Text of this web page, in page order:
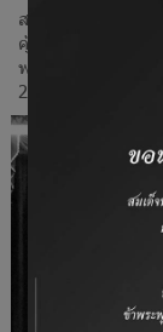
สมาคมผู้ผลิตไก่เพื่
คุ้มครองแรงงาน ไ
ฟาร์มและสถานที่ฟั
2559 ณ โรงแรมโ